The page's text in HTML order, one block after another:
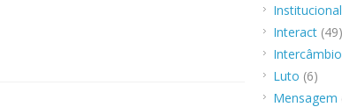
Institucional
Interact (49)
Intercâmbio
Luto (6)
Mensagem